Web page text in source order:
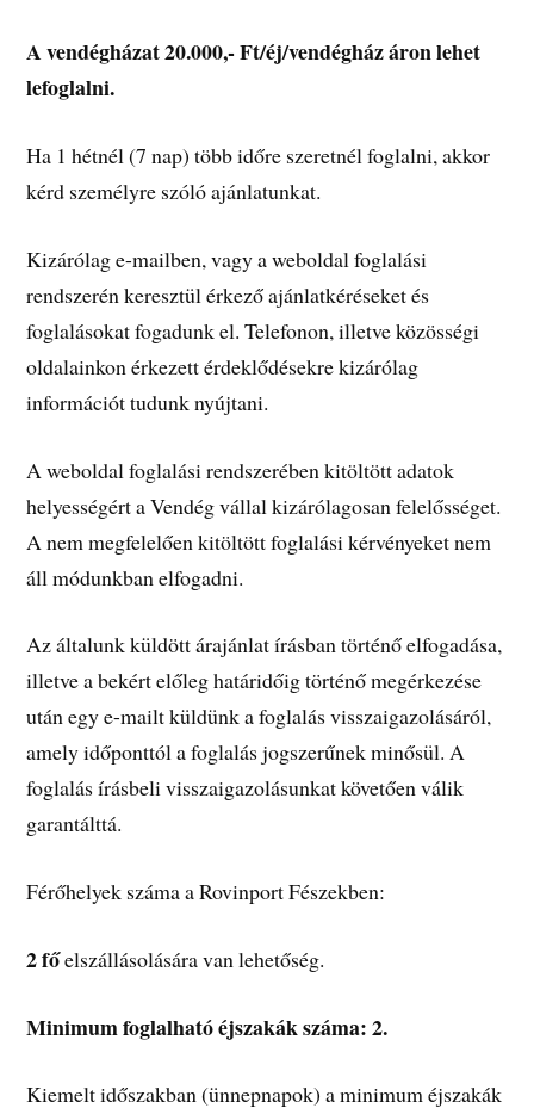
A vendégházat 20.000,- Ft/éj/vendégház áron lehet
lefoglalni.
Ha 1 hétnél (7 nap) több időre szeretnél foglalni, akkor
kérd személyre szóló ajánlatunkat.
Kizárólag e-mailben, vagy a weboldal foglalási
rendszerén keresztül érkező ajánlatkéréseket és
foglalásokat fogadunk el. Telefonon, illetve közösségi
oldalainkon érkezett érdeklődésekre kizárólag
információt tudunk nyújtani.
A weboldal foglalási rendszerében kitöltött adatok
helyességért a Vendég vállal kizárólagosan felelősséget.
A nem megfelelően kitöltött foglalási kérvényeket nem
áll módunkban elfogadni.
Az általunk küldött árajánlat írásban történő elfogadása,
illetve a bekért előleg határidőig történő megérkezése
után egy e-mailt küldünk a foglalás visszaigazolásáról,
amely időponttól a foglalás jogszerűnek minősül. A
foglalás írásbeli visszaigazolásunkat követően válik
garantálttá.
Férőhelyek száma a Rovinport Fészekben:
2 főelszállásolására van lehetőség.
Minimum foglalható éjszakák száma: 2.
Kiemelt időszakban (ünnepnapok) a minimum éjszakák